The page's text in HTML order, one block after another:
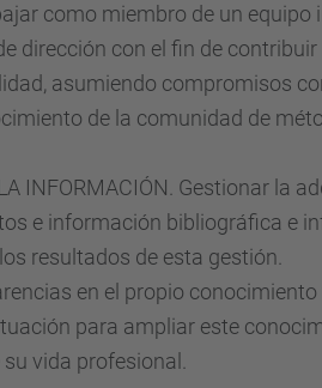
como miembro de un
dirección con el fin de
asumiendo compromisos
de la comunidad de
INFORMACIÓN. Gestionar la
e información bibliográfica e
resultados de esta gestión.
en el propio
para ampliar este
vida profesional.